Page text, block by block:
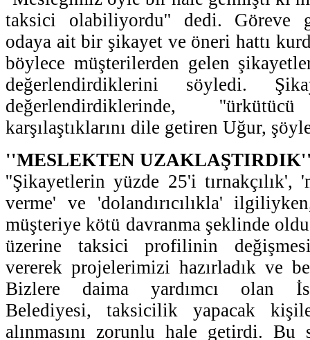
taksici olabiliyordu'' dedi. Göreve
odaya ait bir şikayet ve öneri hattı
böylece müşterilerden gelen
değerlendirdiklerini söyledi.
değerlendirdiklerinde,
karşılaştıklarını dile getiren Uğur,
''MESLEKTEN
''Şikayetlerin yüzde 25'i tırnakçılık',
verme' ve 'dolandırıcılıkla'
müşteriye kötü davranma şeklinde
üzerine taksici profilinin
vererek projelerimizi hazırladık ve
Bizlere daima yardımcı olan
Belediyesi, taksicilik yapacak
alınmasını zorunlu hale getirdi. Bu